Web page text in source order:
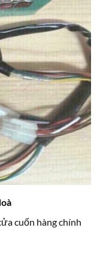
cuốn hàng chính